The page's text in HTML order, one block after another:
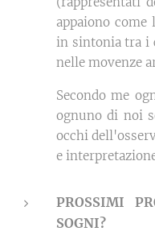
appaiono
in sintonia tra i
nelle movenze
Secondo me
ognuno di noi
occhi
e
PROSSIMI
SOGNI?